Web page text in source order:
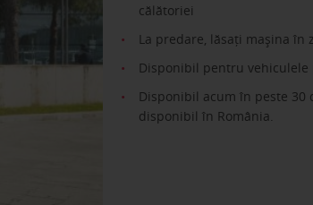
călătoriei
La predare, lăsați mașina
Disponibil pentru
Disponibil acum în peste
disponibil în România.